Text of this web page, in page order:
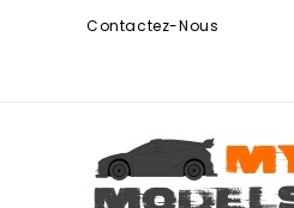
Contactez-Nous